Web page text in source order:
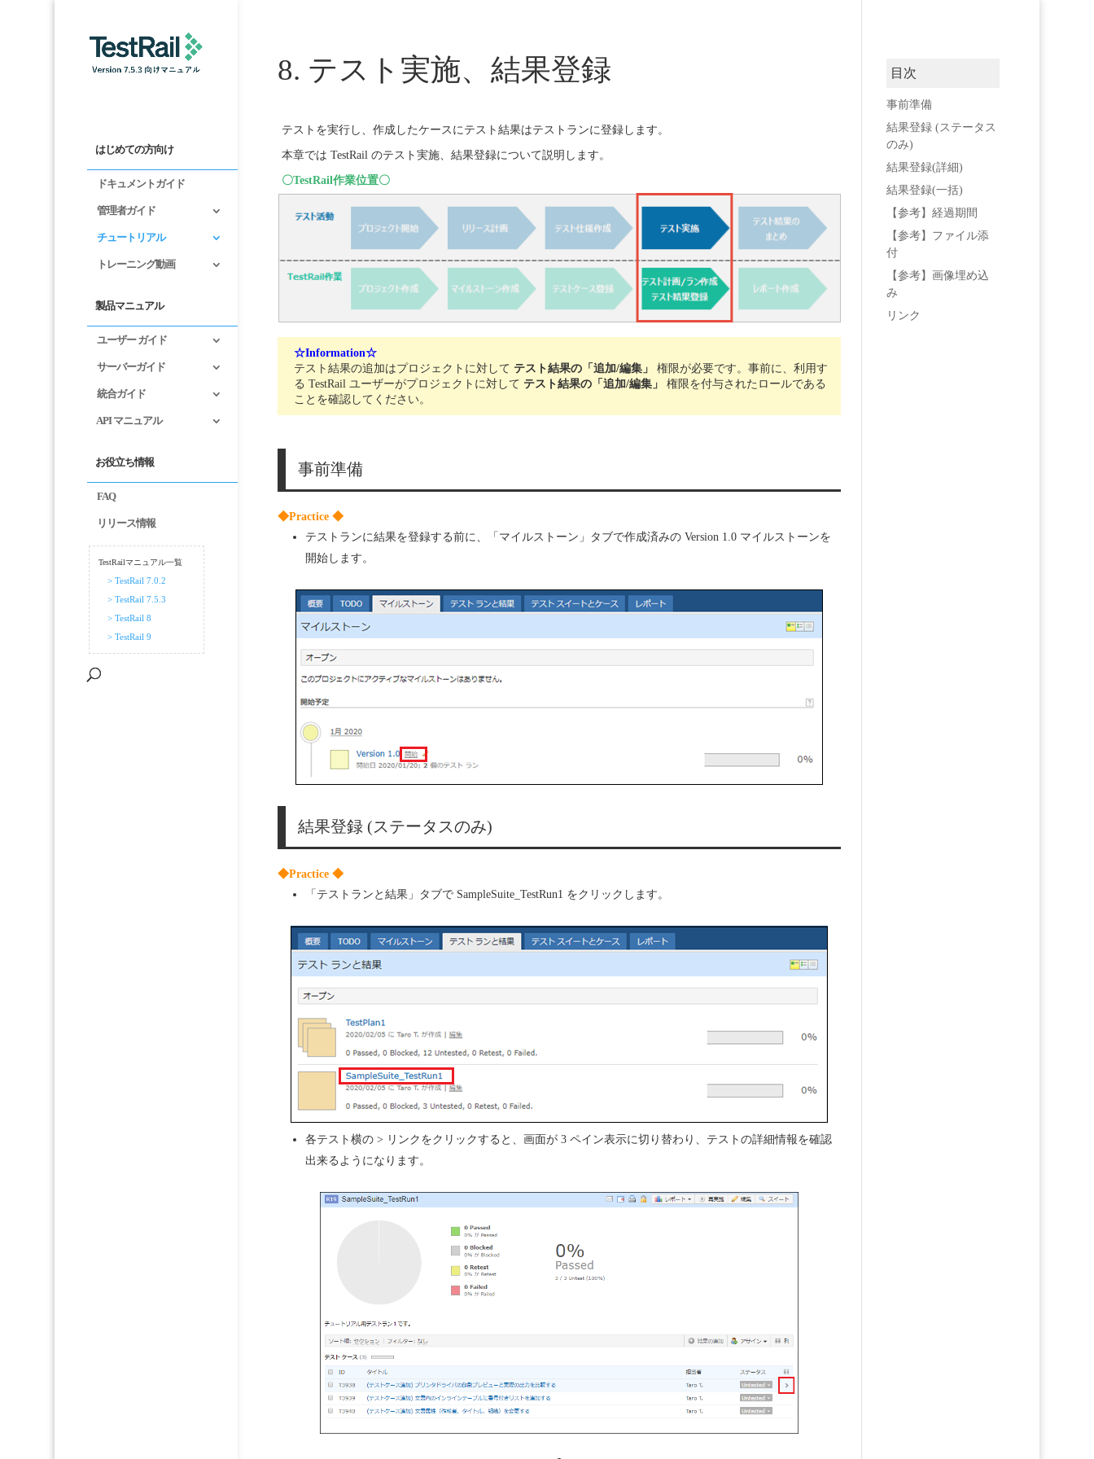
はじめての方向け
ドキュメントガイド
管理者ガイド
チュートリアル
トレーニング動画
製品マニュアル
ユーザー ガイド
サーバーガイド
統合ガイド
API マニュアル
お役立ち情報
FAQ
リリース情報
TestRailマニュアル一覧
> TestRail 7.0.2
> TestRail 7.5.3
> TestRail 8
> TestRail 9
8. テスト実施、結果登録
テストを実行し、作成したケースにテスト結果はテストランに登録します。
本章では TestRail のテスト実施、結果登録について説明します。
〇TestRail作業位置〇
☆Information☆
テスト結果の追加はプロジェクトに対して テスト結果の「追加/編集」
権限が必要です。事前に、利用す
る TestRail ユーザーがプロジェクトに対して テスト結果の「追加/編集」
権限を付与されたロールである
ことを確認してください。
事前準備
◆Practice ◆
テストランに結果を登録する前に、「マイルストーン」タブで作成済みの Version 1.0 マイルストーンを
開始します。
結果登録 (ステータスのみ)
◆Practice ◆
「テストランと結果」タブで SampleSuite_TestRun1 をクリックします。
各テスト横の > リンクをクリックすると、画面が 3 ペイン表示に切り替わり、テストの詳細情報を確認
出来るようになります。
目次
事前準備
結果登録 (ステータス
のみ)
結果登録(詳細)
結果登録(一括)
【参考】経過期間
【参考】ファイル添
付
【参考】画像埋め込
み
リンク